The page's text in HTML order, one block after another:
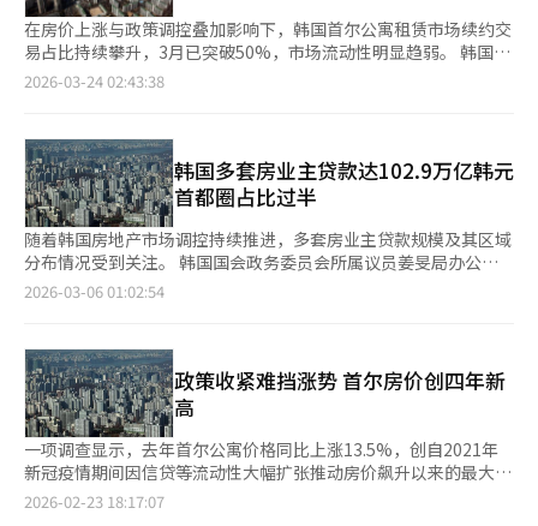
足，也是推高月租价格的关键因素。首尔全境被划为土地交易许可
区，阻止了差价投资，加上实际居住义务的加强，导致市场上应有
的租赁房源大量冻结。 根据房地产大数据平台Asil的数据，截至当
天，首尔的月租房源为14649件，比年初减少31.4%。市场上房源
价格指数在2024年6月之前相对平稳，但去年以来急剧上升，今年
3月达到133.99。 南赫宇，我们银行房地产研究院表示：“租赁市
场供应的房源有限，非公寓市场的新建房源达到最低水平，租赁市
场内月租强势现象仍在持续。”
套）、庆尚北道（3174套）、釜山（3136套）、忠清南道（2574
套）、京畿道（2359套）、济州（2213套）和全罗南道（1926
套）。其中大邱环比增幅高达36.1%，增势尤为突出。 供应端方
面，2月住房开工量为1.4795万套，环比增加30.8%。具体来看，
同住宅分售量为1.0924万套，环比增加38.3%，首都圈和地方均有
所增长，首尔则小幅下降8.7%。与此同时，反映实际入市供应的
竣工量仅为1.5064万套，环比大幅下降32.6%，其中首都圈下降
51%，首尔和地方分别下降55.4%和12.4%。 交易方面，2月全国
住房买卖成交量为5.7785万笔，环比减少6%，同比增加14%。租
赁市场方面，全国租赁交易量为25.3423万笔，环比持平，同比下
降8.9%。其中全租房交易量同比大幅下滑26%，月租房交易量则
同比增长1.1%。 值得关注的是，今年1至2月累计月租房交易占比
成，折射出租赁市场结构持续向月租模式转变的深层趋势。
在房价上涨与政策调控叠加影响下，韩国首尔公寓租赁市场续约交
易占比持续攀升，3月已突破50%，市场流动性明显趋弱。 韩国国
土交通部23日公布数据显示，今年1至3月首尔公寓“全租+月
51.8%，首次超过新签合同。 从时间走势来看，续约比例自去年
10月以来持续攀升。去年10月和11月该比例分别为41.93%和
39.84%，12月回升至43.22%；今年1月、2月和3月分别升至
45.9%、49%和50%以上，呈现明显上升趋势。 市场分析认为，
这一变化主要受多重因素驱动。首先，过去两年间首尔全租价格明
显上涨，加重了租户更换住房的经济负担。其次，去年出台
的“10·15”对策将首尔全域划为土地交易许可区，要求购房者
必须实际居住，导致市场上可供出租的新增房源减少。此外，政府
选择续约。 分析认为，受此前全租诈骗事件影响，部分租户风险
偏好下降，更倾向选择月租形式。同时，在全租贷款受限背景下，
部分资金不足的租户被迫由全租转向“保证金+月租”的结构性租
赁方式，推动整体市场向月租化转型。
2026-03-24 02:43:38
韩国多套房业主贷款达102.9万亿韩元
首都圈占比过半
随着韩国房地产市场调控持续推进，多套房业主贷款规模及其区域
分布情况受到关注。 韩国国会政务委员会所属议员姜旻局办公室5
日公布的资料显示，截至今年1月末，韩国多套房业主贷款余额
道等首都圈地区。相关贷款规模及潜在风险也成为房地产金融监管
的重要观察指标。 从地区分布来看，多套房业主贷款明显集中在
房地产市场较为活跃的首都圈。数据显示，首尔贷款余额为20万亿
韩元，京畿道为31.9万亿韩元，两地合计达51.9万亿韩元，占整体
贷款规模的50.4%。其中，首尔地区贷款规模增长较为明显。与
2024年底的16.5万亿韩元相比，约一年时间内增加约21%，达到
20万亿韩元。 从具体行政区来看，贷款余额主要集中在首尔核心
居住区。江东区贷款余额最高，为1.9万亿韩元；其后依次为江南
2026-03-06 01:02:54
政策收紧难挡涨势 首尔房价创四年新
高
一项调查显示，去年首尔公寓价格同比上涨13.5%，创自2021年
新冠疫情期间因信贷等流动性大幅扩张推动房价飙升以来的最大年
度涨幅。 首尔市政府于23日发布对去年12月首尔公寓价格动向的
2026-02-23 18:17:07